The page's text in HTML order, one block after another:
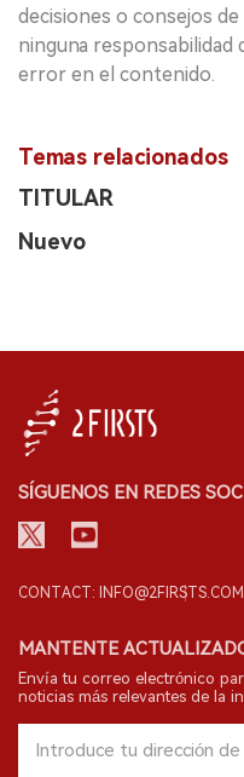
decisiones o consejos
ninguna
error en el contenido.
Temas relacionados
TITULAR
Nuevo
SÍGUENOS EN REDES
CONTACT: INFO@2FIRSTS.COM
MANTENTE
Envía tu correo electrónico
noticias más relevantes de la